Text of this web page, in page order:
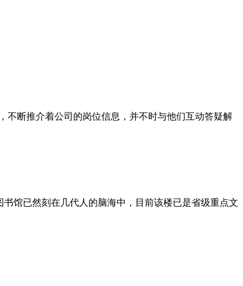
不断推介着公司的岗位信息，并不时与他们互动答疑解
馆已然刻在几代人的脑海中，目前该楼已是省级重点文